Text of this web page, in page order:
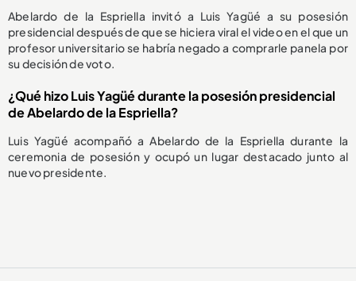
Abelardo de la Espriella invitó a Luis Yagüé a su posesión
presidencial después de que se hiciera viral el video en el que un
profesor universitario se habría negado a comprarle panela por
su decisión de voto.
¿Qué hizo Luis Yagüé durante la posesión presidencial
de Abelardo de la Espriella?
Luis Yagüé acompañó a Abelardo de la Espriella durante la
ceremonia de posesión y ocupó un lugar destacado junto al
nuevo presidente.